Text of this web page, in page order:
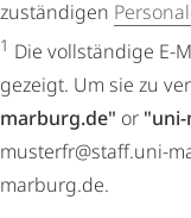
zuständigen
1 Die vollständige E-
gezeigt. Um sie zu
marburg.de" or
musterfr@staff.uni-
marburg.de.